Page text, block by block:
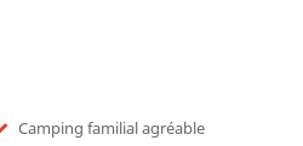
Camping familial agréable